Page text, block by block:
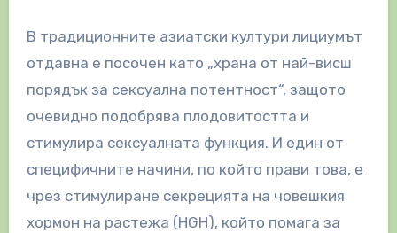
В традиционните азиатски култури лициумът
отдавна е посочен като „храна от най-висш
порядък за сексуална потентност“, защото
очевидно подобрява плодовитостта и
стимулира сексуалната функция. И един от
специфичните начини, по който прави това, е
чрез стимулиране секрецията на човешкия
хормон на растежа (HGH), който помага за